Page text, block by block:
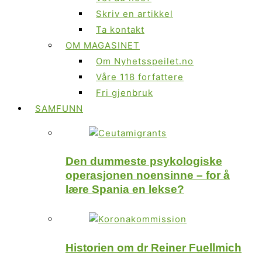
Skriv en artikkel
Ta kontakt
OM MAGASINET
Om Nyhetsspeilet.no
Våre 118 forfattere
Fri gjenbruk
SAMFUNN
Den dummeste psykologiske
operasjonen noensinne – for å
lære Spania en lekse?
Historien om dr Reiner Fuellmich